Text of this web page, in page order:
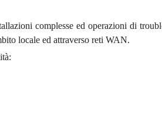
complesse ed operazioni di
locale ed attraverso reti WAN.